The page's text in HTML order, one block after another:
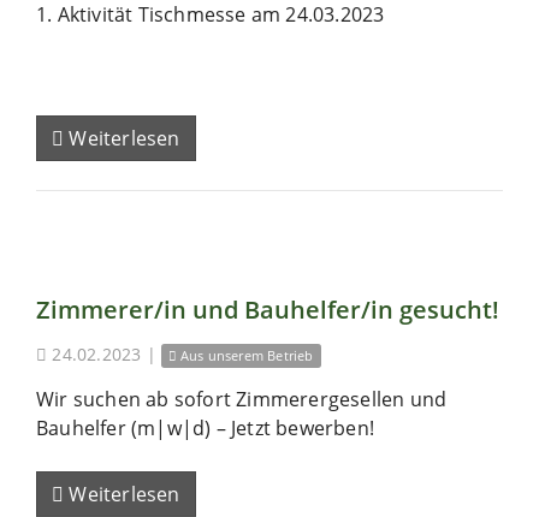
1. Aktivität Tischmesse am 24.03.2023
Weiterlesen
Zimmerer/in und Bauhelfer/in gesucht!
24.02.2023 | Aus unserem Betrieb
Wir suchen ab sofort Zimmerergesellen und
Bauhelfer (m|w|d) – Jetzt bewerben!
Weiterlesen